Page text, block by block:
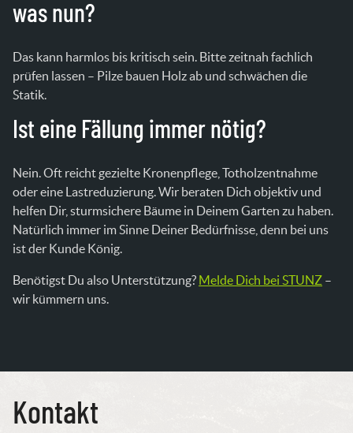
was nun?
Das kann harmlos bis kritisch sein. Bitte zeitnah fachlich
prüfen lassen – Pilze bauen Holz ab und schwächen die
Statik.
Ist eine Fällung immer nötig?
Nein. Oft reicht gezielte Kronenpflege, Totholzentnahme
oder eine Lastreduzierung. Wir beraten Dich objektiv und
helfen Dir, sturmsichere Bäume in Deinem Garten zu haben.
Natürlich immer im Sinne Deiner Bedürfnisse, denn bei uns
ist der Kunde König.
Benötigst Du also Unterstützung? Melde Dich bei STUNZ –
wir kümmern uns.
Kontakt